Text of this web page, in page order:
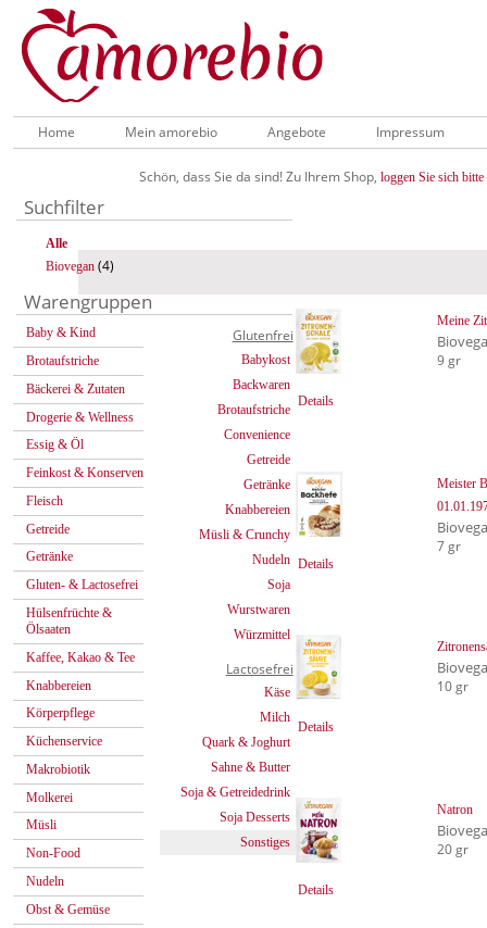
Home Mein amorebio Angebote Impressum
Schön, dass Sie da sind! Zu Ihrem Shop, loggen Sie sich bitte
Suchfilter
Alle
Biovegan (4)
Warengruppen
Baby & Kind
Brotaufstriche
Bäckerei & Zutaten
Drogerie & Wellness
Essig & Öl
Feinkost & Konserven
Fleisch
Getreide
Getränke
Gluten- & Lactosefrei
Hülsenfrüchte &
Ölsaaten
Kaffee, Kakao & Tee
Knabbereien
Körperpflege
Küchenservice
Makrobiotik
Molkerei
Müsli
Non-Food
Nudeln
Obst & Gemüse
Glutenfrei
Babykost
Backwaren
Brotaufstriche
Convenience
Getreide
Getränke
Knabbereien
Müsli & Crunchy
Nudeln
Soja
Wurstwaren
Würzmittel
Lactosefrei
Käse
Milch
Quark & Joghurt
Sahne & Butter
Soja & Getreidedrink
Soja Desserts
Sonstiges
Details
Meine
9 gr
Details
Meister
7 gr
Details
10 gr
Details
Natron
20 gr